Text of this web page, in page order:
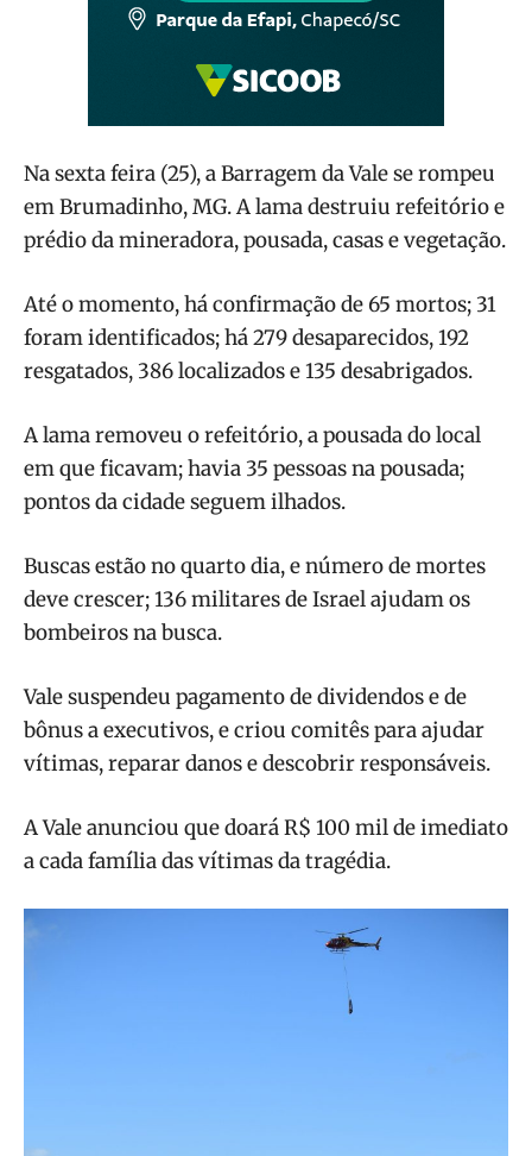
Na sexta feira (25), a Barragem da Vale se rompeu
em Brumadinho, MG. A lama destruiu refeitório e
prédio da mineradora, pousada, casas e vegetação.
Até o momento, há confirmação de 65 mortos; 31
foram identificados; há 279 desaparecidos, 192
resgatados, 386 localizados e 135 desabrigados.
A lama removeu o refeitório, a pousada do local
em que ficavam; havia 35 pessoas na pousada;
pontos da cidade seguem ilhados.
Buscas estão no quarto dia, e número de mortes
deve crescer; 136 militares de Israel ajudam os
bombeiros na busca.
Vale suspendeu pagamento de dividendos e de
bônus a executivos, e criou comitês para ajudar
vítimas, reparar danos e descobrir responsáveis.
A Vale anunciou que doará R$ 100 mil de imediato
a cada família das vítimas da tragédia.